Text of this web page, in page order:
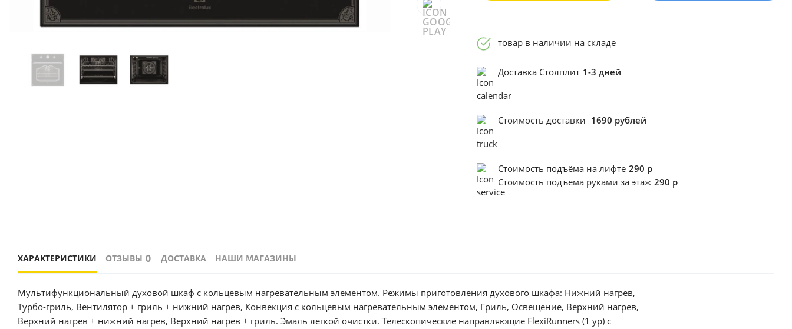
товар в наличии на складе
Доставка Столплит 1-3 дней
Стоимость доставки 1690 рублей
Стоимость подъёма на лифте 290 р
Стоимость подъёма руками за этаж 290 р
ХАРАКТЕРИСТИКИ ОТЗЫВЫ 0 ДОСТАВКА НАШИ МАГАЗИНЫ
Мультифункциональный духовой шкаф с кольцевым нагревательным элементом. Режимы приготовления духового шкафа: Нижний нагрев,
Турбо-гриль, Вентилятор + гриль + нижний нагрев, Конвекция с кольцевым нагревательным элементом, Гриль, Освещение, Верхний нагрев,
Верхний нагрев + нижний нагрев, Верхний нагрев + гриль. Эмаль легкой очистки. Телескопические направляющие FlexiRunners (1 ур) с